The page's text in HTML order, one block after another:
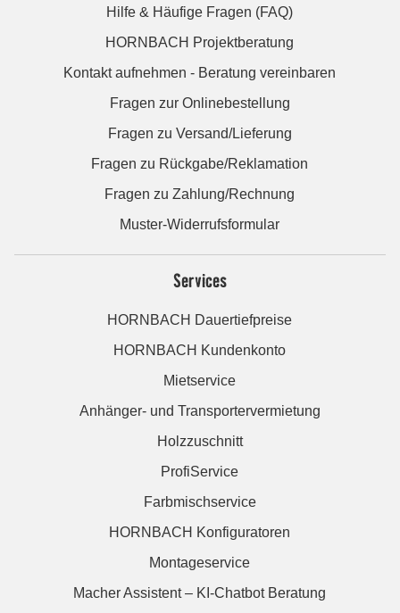
Hilfe & Häufige Fragen (FAQ)
HORNBACH Projektberatung
Kontakt aufnehmen - Beratung vereinbaren
Fragen zur Onlinebestellung
Fragen zu Versand/Lieferung
Fragen zu Rückgabe/Reklamation
Fragen zu Zahlung/Rechnung
Muster-Widerrufsformular
Services
HORNBACH Dauertiefpreise
HORNBACH Kundenkonto
Mietservice
Anhänger- und Transportervermietung
Holzzuschnitt
ProfiService
Farbmischservice
HORNBACH Konfiguratoren
Montageservice
Macher Assistent – KI-Chatbot Beratung